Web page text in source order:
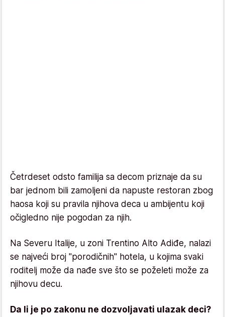
Četrdeset odsto familija sa decom priznaje da su
bar jednom bili zamoljeni da napuste restoran zbog
haosa koji su pravila njihova deca u ambijentu koji
očigledno nije pogodan za njih.
Na Severu Italije, u zoni Trentino Alto Adiđe, nalazi
se najveći broj "porodičnih" hotela, u kojima svaki
roditelj može da nađe sve što se poželeti može za
njihovu decu.
Da li je po zakonu ne dozvoljavati ulazak deci?